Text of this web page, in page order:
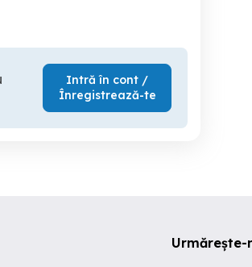
Intră în cont /
Înregistrează-te
Urmărește-